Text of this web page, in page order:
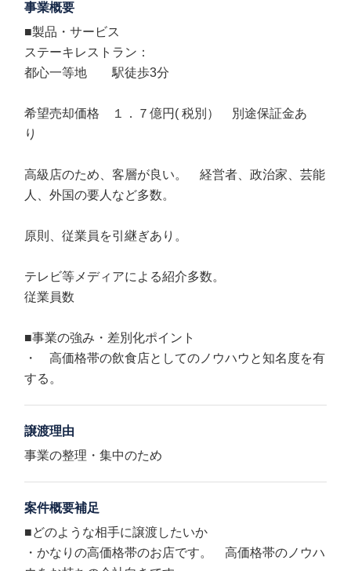
事業概要
■製品・サービス
ステーキレストラン：
都心一等地 駅徒歩3分
希望売却価格 １．７億円( 税別） 別途保証金あ
り
高級店のため、客層が良い。 経営者、政治家、芸能
人、外国の要人など多数。
原則、従業員を引継ぎあり。
テレビ等メディアによる紹介多数。
従業員数
■事業の強み・差別化ポイント
・ 高価格帯の飲食店としてのノウハウと知名度を有
する。
譲渡理由
事業の整理・集中のため
案件概要補足
■どのような相手に譲渡したいか
・かなりの高価格帯のお店です。 高価格帯のノウハ